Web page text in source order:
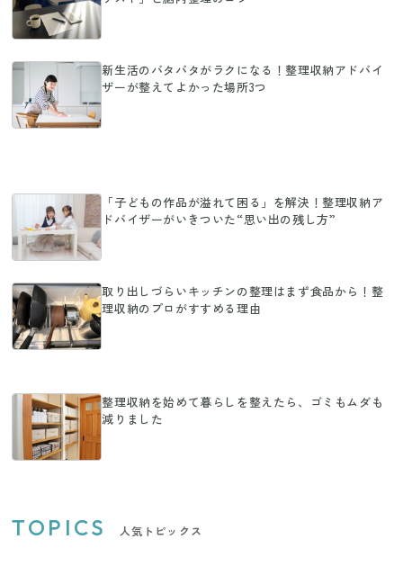
新生活のバタバタがラクになる！整理収納アドバイ
ザーが整えてよかった場所3つ
「子どもの作品が溢れて困る」を解決！整理収納ア
ドバイザーがいきついた“思い出の残し方”
取り出しづらいキッチンの整理はまず食品から！整
理収納のプロがすすめる理由
整理収納を始めて暮らしを整えたら、ゴミもムダも
減りました
TOPICS 人気トピックス